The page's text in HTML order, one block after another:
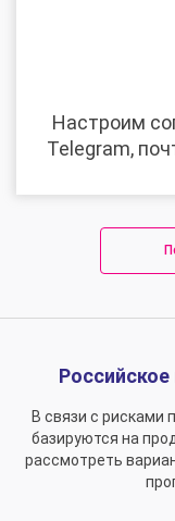
Настроим
Telegram,
В связи с рисками
базируются на
рассмотреть